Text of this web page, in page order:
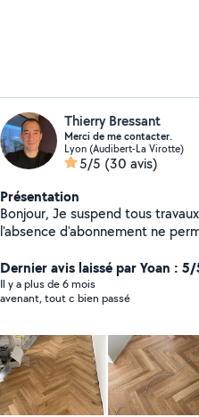
Thierry Bressant
Merci de me contacter.
Lyon (Audibert-La Virotte)
5/5 (30 avis)
Présentation
Bonjour, Je suspend tous
l'absence d'abonnement ne
Dernier avis laissé par Yoan :
Il y a plus de 6 mois
avenant, tout c bien passé